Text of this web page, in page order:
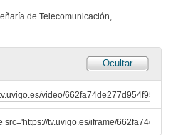
de Telecomunicación,
Ocultar
de abr. de 2024